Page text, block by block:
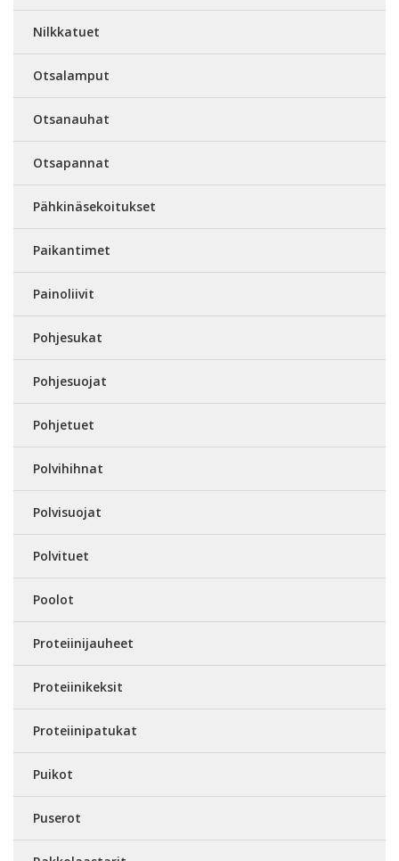
Nilkkatuet
Otsalamput
Otsanauhat
Otsapannat
Pähkinäsekoitukset
Paikantimet
Painoliivit
Pohjesukat
Pohjesuojat
Pohjetuet
Polvihihnat
Polvisuojat
Polvituet
Poolot
Proteiinijauheet
Proteiinikeksit
Proteiinipatukat
Puikot
Puserot